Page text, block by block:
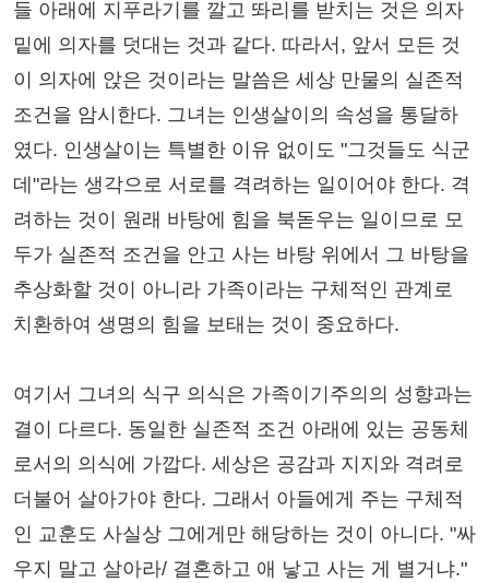
들 아래에 지푸라기를 깔고 똬리를 받치는 것은 의자
밑에 의자를 덧대는 것과 같다. 따라서, 앞서 모든 것
이 의자에 앉은 것이라는 말씀은 세상 만물의 실존적
조건을 암시한다. 그녀는 인생살이의 속성을 통달하
였다. 인생살이는 특별한 이유 없이도 "그것들도 식군
데"라는 생각으로 서로를 격려하는 일이어야 한다. 격
려하는 것이 원래 바탕에 힘을 북돋우는 일이므로 모
두가 실존적 조건을 안고 사는 바탕 위에서 그 바탕을
추상화할 것이 아니라 가족이라는 구체적인 관계로
치환하여 생명의 힘을 보태는 것이 중요하다.
여기서 그녀의 식구 의식은 가족이기주의의 성향과는
결이 다르다. 동일한 실존적 조건 아래에 있는 공동체
로서의 의식에 가깝다. 세상은 공감과 지지와 격려로
더불어 살아가야 한다. 그래서 아들에게 주는 구체적
인 교훈도 사실상 그에게만 해당하는 것이 아니다. "싸
우지 말고 살아라/ 결혼하고 애 낳고 사는 게 별거냐."